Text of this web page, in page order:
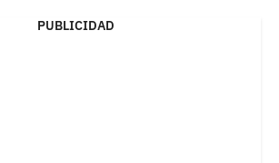
PUBLICIDAD